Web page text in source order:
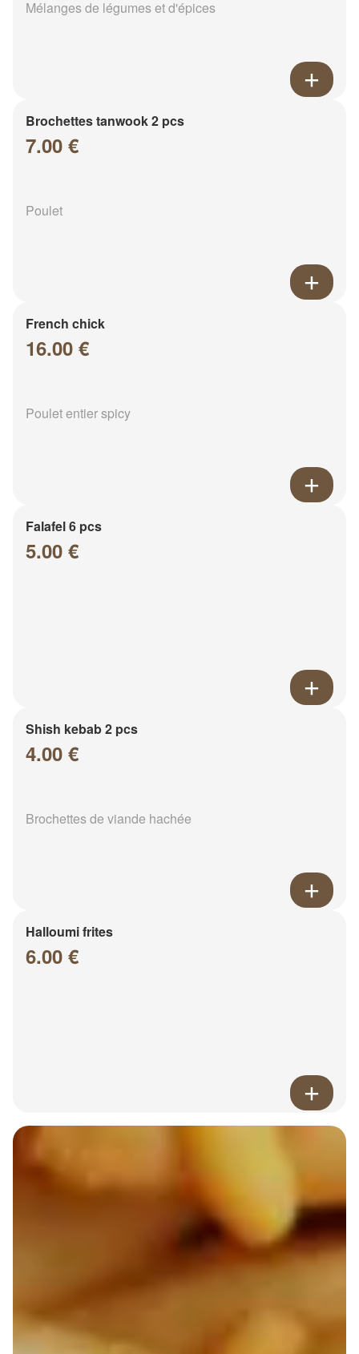
Mélanges de légumes et d'épices
Brochettes tanwook 2 pcs
7.00 €
Poulet
French chick
16.00 €
Poulet entier spicy
Falafel 6 pcs
5.00 €
Shish kebab 2 pcs
4.00 €
Brochettes de viande hachée
Halloumi frites
6.00 €